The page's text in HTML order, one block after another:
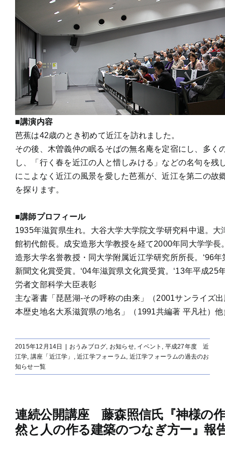
■講演内容
芭蕉は42歳のとき初めて近江を訪れました。
その後、木曽義仲の眠るそばの無名庵を定宿にし、多く
し、「行く春を近江の人と惜しみける」などの名句を残
にこよなく近江の風景を愛した芭蕉が、近江を第二の故
を探ります。
■講師プロフィール
1935年滋賀県生れ。大谷大学大学院文学研究科中退。大
館初代館長。成安造形大学教授を経て2000年同大学学長
造形大学名誉教授・同大学附属近江学研究所所長。‘96
新聞文化賞受賞。‘04年滋賀県文化賞受賞。‘13年平成25
労者文部科学大臣表彰
主な著書「琵琶湖‐その呼称の由来」（2001サンライズ
本歴史地名大系滋賀県の地名」（1991共編著 平凡社）他
2015年12月14日 おうみブログ, お知らせ, イベント , 平成27年度 近
江学, 講座「近江学」 ,近江学フォーラム, 近江学フォーラムの過去のお
知らせ一覧
連続公開講座 藤森照信氏『神様の
然と人の作る建築のつなぎ方ー』報